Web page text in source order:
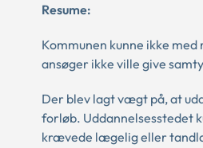
Resume:
Kommunen kunne ikke
ansøger ikke ville give
Der blev lagt vægt på, at
forløb. Uddannelsesstedet
krævede lægelig eller